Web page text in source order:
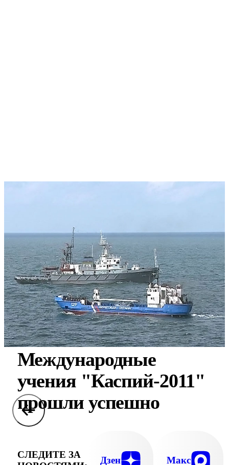
Международные
учения "Каспий-2011"
прошли успешно
СЛЕДИТЕ ЗА
Дзен Макс